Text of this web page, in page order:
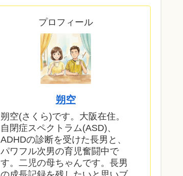
プロフィール
朔空
朔空(さくら)です。大阪在住。
自閉症スペクトラム(ASD)、
ADHDの診断を受けた長男と、
パワフル次男の育児奮闘中で
す。二児の母ちゃんです。長男